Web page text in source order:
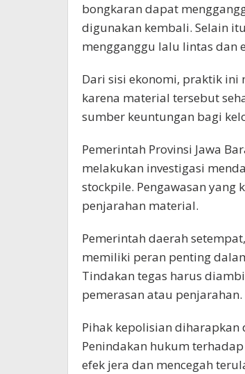
bongkaran dapat
digunakan kembali. Selain
mengganggu lalu lintas dan
Dari sisi ekonomi, praktik
karena material tersebut
sumber keuntungan bagi
Pemerintah Provinsi Jawa
melakukan investigasi
stockpile. Pengawasan
penjarahan material.
Pemerintah daerah
memiliki peran penting
Tindakan tegas harus
pemerasan atau penjarahan.
Pihak kepolisian
Penindakan hukum
efek jera dan mencegah